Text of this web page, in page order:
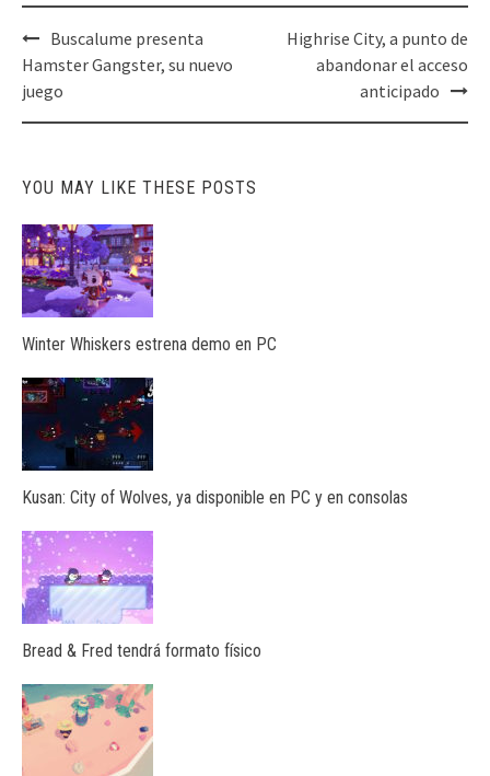
Post
navigation
Buscalume presenta
Hamster Gangster, su nuevo
juego
Highrise City, a punto de
abandonar el acceso
anticipado
YOU MAY LIKE THESE POSTS
Winter Whiskers estrena demo en PC
Kusan: City of Wolves, ya disponible en PC y en consolas
Bread & Fred tendrá formato físico